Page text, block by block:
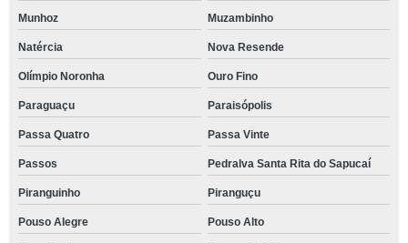
Munhoz Muzambinho
Natércia Nova Resende
Olímpio Noronha Ouro Fino
Paraguaçu Paraisópolis
Passa Quatro Passa Vinte
Passos Pedralva Santa Rita do Sapucaí
Piranguinho Piranguçu
Pouso Alegre Pouso Alto